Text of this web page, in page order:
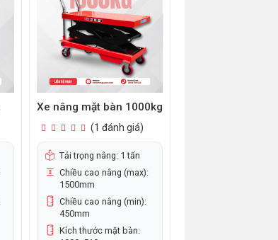
Xe nâng mặt bàn 1000kg
(1 đánh giá)
Tải trọng nâng: 1 tấn
Chiều cao nâng (max):
1500mm
Chiều cao nâng (min):
450mm
Kích thước mặt bàn: